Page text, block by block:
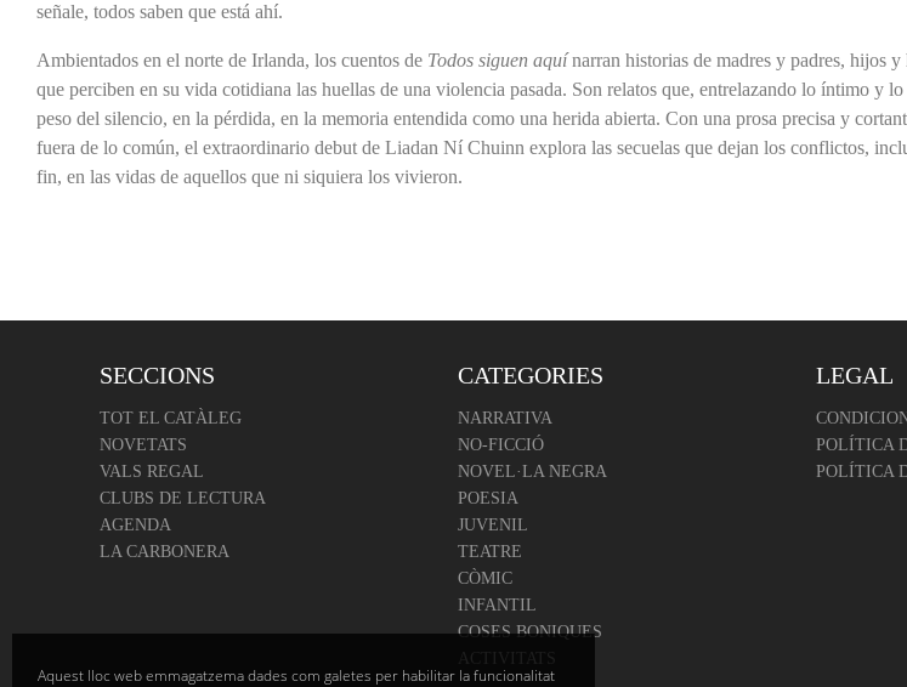
señale, todos saben que está ahí.
Ambientados en el norte de Irlanda, los cuentos de Todos siguen aquínarran historias de madres y padres, hijos y
que perciben en su vida cotidiana las huellas de una violencia pasada. Son relatos que, entrelazando lo íntimo y
peso del silencio, en la pérdida, en la memoria entendida como una herida abierta. Con una prosa precisa y
fuera de lo común, el extraordinario debut de Liadan Ní Chuinn explora las secuelas que dejan los conflictos,
fin, en las vidas de aquellos que ni siquiera los vivieron.
SECCIONS
TOT EL CATÀLEG
NOVETATS
VALS REGAL
CLUBS DE LECTURA
AGENDA
LA CARBONERA
CATEGORIES
NARRATIVA
NO-FICCIÓ
NOVEL·LA NEGRA
POESIA
JUVENIL
TEATRE
CÒMIC
INFANTIL
COSES BONIQUES
LEGAL
POLÍTICA
POLÍTICA
Aquest lloc web emmagatzema dades com galetes per habilitar la funcionalitat